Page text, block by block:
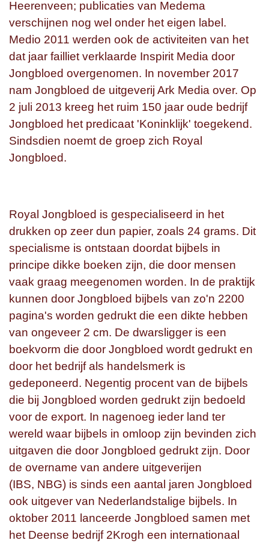
Heerenveen; publicaties van Medema
verschijnen nog wel onder het eigen label.
Medio 2011 werden ook de activiteiten van het
dat jaar failliet verklaarde Inspirit Media door
Jongbloed overgenomen. In november 2017
nam Jongbloed de uitgeverij Ark Media over. Op
2 juli 2013 kreeg het ruim 150 jaar oude bedrijf
Jongbloed het predicaat 'Koninklijk' toegekend.
Sindsdien noemt de groep zich Royal
Jongbloed.
Royal Jongbloed is gespecialiseerd in het
drukken op zeer dun papier, zoals 24 grams. Dit
specialisme is ontstaan doordat bijbels in
principe dikke boeken zijn, die door mensen
vaak graag meegenomen worden. In de praktijk
kunnen door Jongbloed bijbels van zo'n 2200
pagina's worden gedrukt die een dikte hebben
van ongeveer 2 cm. De dwarsligger is een
boekvorm die door Jongbloed wordt gedrukt en
door het bedrijf als handelsmerk is
gedeponeerd. Negentig procent van de bijbels
die bij Jongbloed worden gedrukt zijn bedoeld
voor de export. In nagenoeg ieder land ter
wereld waar bijbels in omloop zijn bevinden zich
uitgaven die door Jongbloed gedrukt zijn. Door
de overname van andere uitgeverijen
(IBS, NBG) is sinds een aantal jaren Jongbloed
ook uitgever van Nederlandstalige bijbels. In
oktober 2011 lanceerde Jongbloed samen met
het Deense bedrijf 2Krogh een internationaal